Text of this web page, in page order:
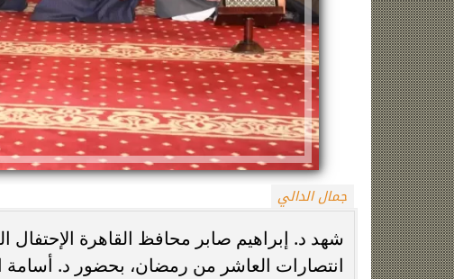
جمال الدالي
شهد د. إبراهيم صابر محافظ القاهرة الإحتفال
انتصارات العاشر من رمضان، بحضور د. أسامة